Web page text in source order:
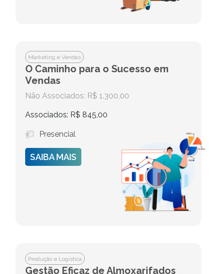
Marketing e Vendas
O Caminho para o Sucesso em
Vendas
Não Associados: R$ 1.300,00
Associados: R$ 845,00
Presencial
SAIBA MAIS
Produção e Logística
Gestão Eficaz de Almoxarifados